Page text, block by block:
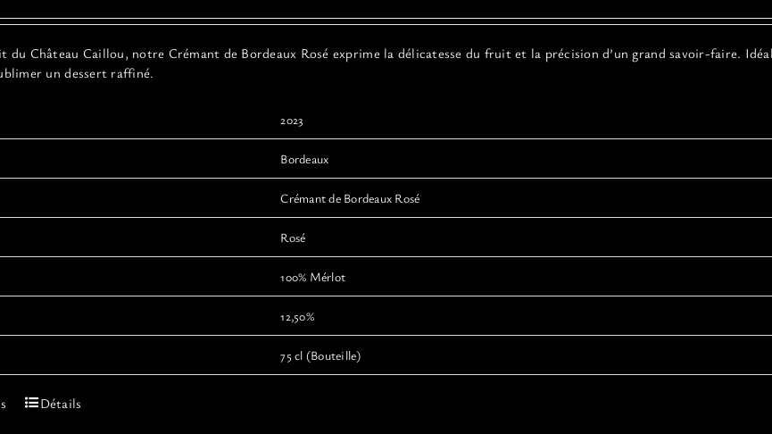
choisies
la
page
du Château Caillou, notre Crémant de Bordeaux Rosé exprime la délicatesse du fruit et la précision d’un grand savoir-faire.
un dessert raffiné.
2023
Bordeaux
Crémant de Bordeaux Rosé
Rosé
100% Mérlot
12,50%
75 cl (Bouteille)
CeDétails